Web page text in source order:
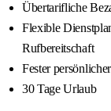
Übertarifliche
Flexible
Rufbereitschaft
Fester
30 Tage Urlaub